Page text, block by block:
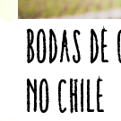
Bodas
no Chile